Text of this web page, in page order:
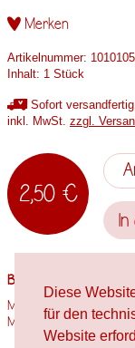
Diese
für den
Website
Merken
Artikelnummer:
Inhalt: 1 Stück
Sofort
inkl. MwSt. zzgl.
2,50 €
In
Beschreibung
Motivgröße: 14mm x
Materialien Holz,...mehr